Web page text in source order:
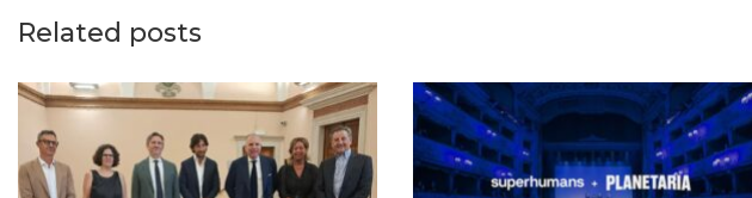
Related posts